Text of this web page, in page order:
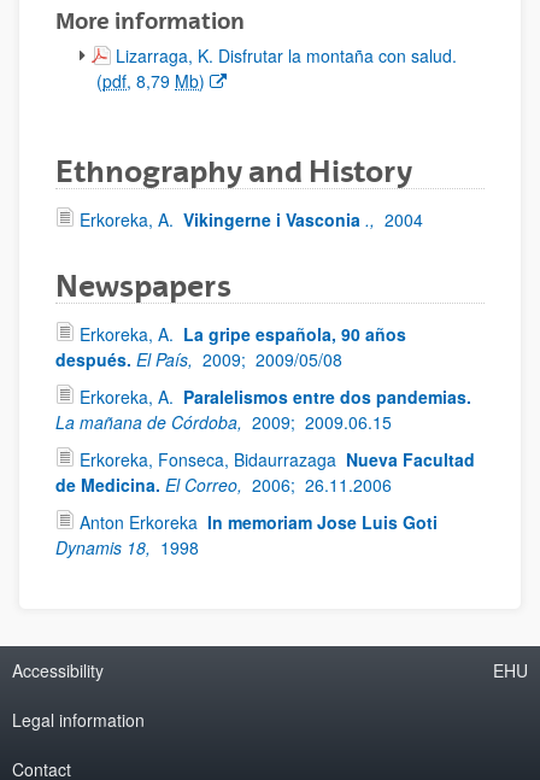
More information
(Opens New Window)
Lizarraga, K. Disfrutar la montaña con salud.
(pdf, 8,79 Mb)
Ethnography and History
Erkoreka, A. Vikingerne i Vasconia ., 2004
Newspapers
Erkoreka, A. La gripe española, 90 años
después. El País, 2009; 2009/05/08
Erkoreka, A. Paralelismos entre dos pandemias.
La mañana de Córdoba, 2009; 2009.06.15
Erkoreka, Fonseca, Bidaurrazaga Nueva Facultad
de Medicina. El Correo, 2006; 26.11.2006
Anton Erkoreka In memoriam Jose Luis Goti
Dynamis 18, 1998
Accessibility
Legal information
Contact
EHU